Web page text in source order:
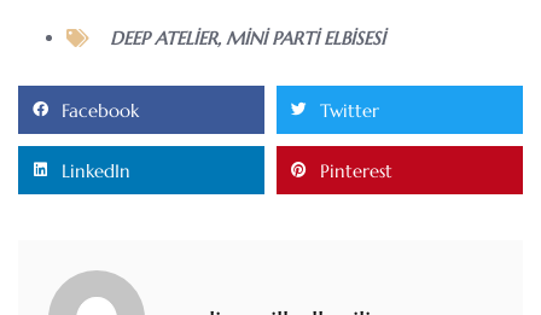
DEEP ATELIER, MINI PARTI ELBISESI
Facebook Twitter
LinkedIn Pinterest